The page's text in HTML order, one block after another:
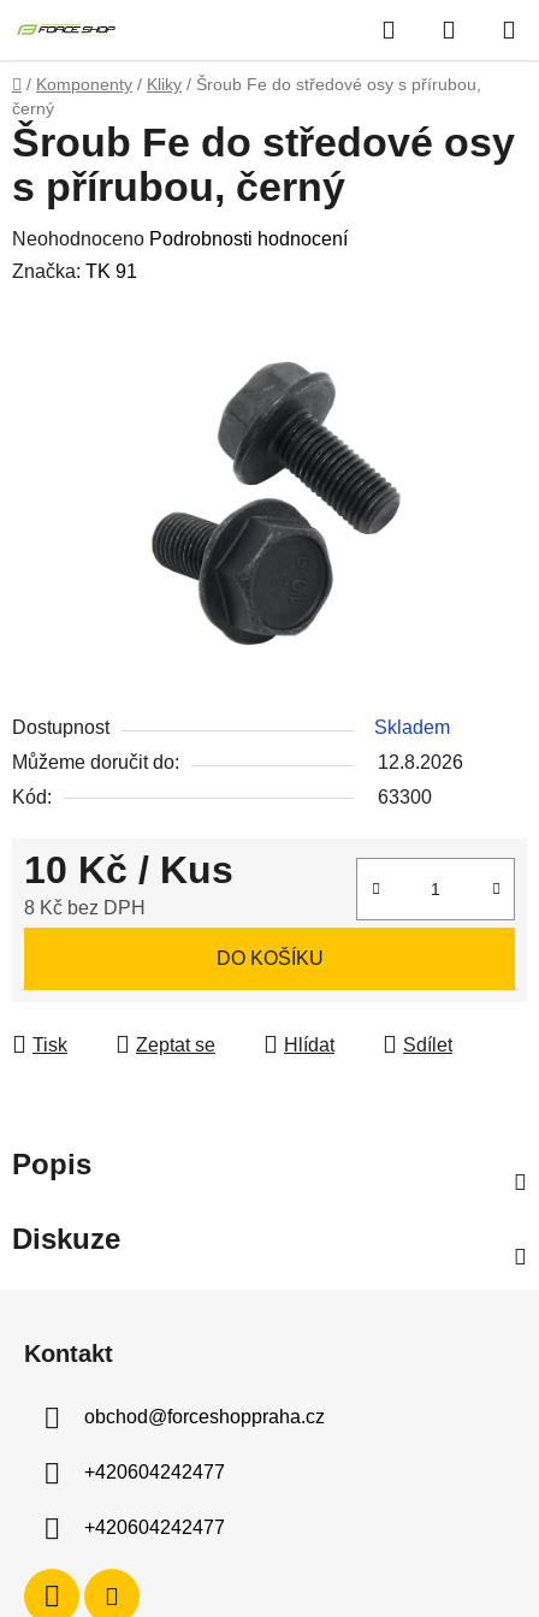
na
obsah
Hledat
KOŠÍK
Domů
/ Komponenty / Kliky / Šroub Fe do středové osy s přírubou,
černý
Dostupnost
Skladem
Můžeme doručit do:
12.8.2026
Kód:
63300
10 Kč / Kus
8 Kč bez DPH
DO KOŠÍKU
Tisk Zeptat se Hlídat Sdílet
Šroub Fe do středové osy
s přírubou, černý
Průměrné
hodnocení
Neohodnoceno Podrobnosti hodnocení
Značka: TK 91
Popis
Diskuze
Kontakt
obchod@forceshoppraha.cz
+420604242477
+420604242477